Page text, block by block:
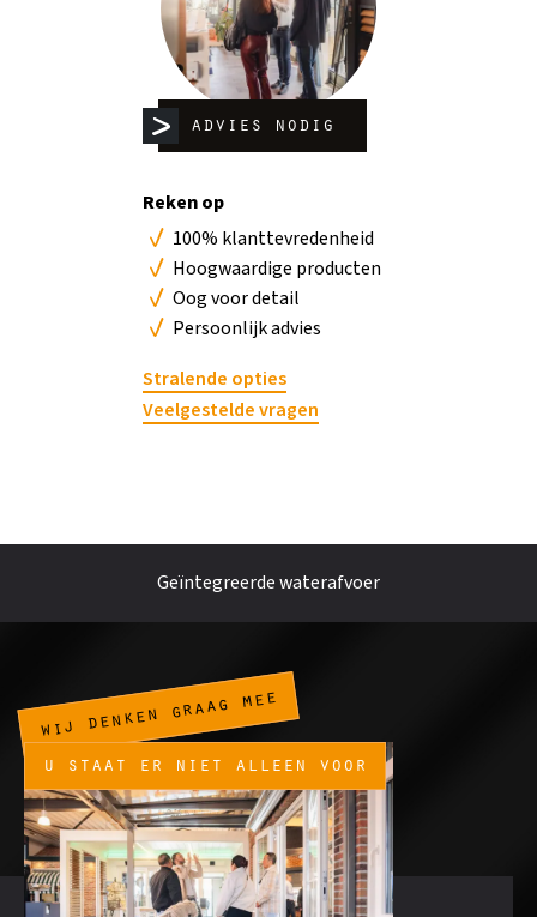
advies nodig
Reken op
100% klanttevredenheid
Hoogwaardige producten
Oog voor detail
Persoonlijk advies
Stralende opties
Veelgestelde vragen
Geïntegreerde waterafvoer
u staat er niet alleen voor
wij denken graag mee